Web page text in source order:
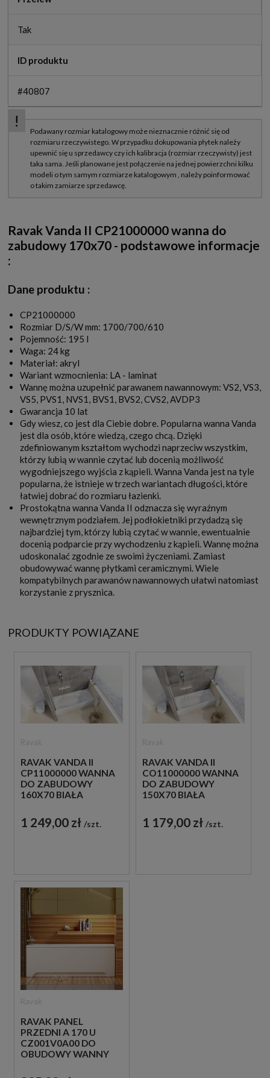
Tak
ID produktu
#40807
Ravak Vanda II CP21000000 wanna do
zabudowy 170x70 - podstawowe informacje
:
Dane produktu :
CP21000000
Rozmiar D/S/W mm: 1700/700/610
Pojemność: 195 l
Waga: 24 kg
Materiał: akryl
Wariant wzmocnienia: LA - laminat
Wannę można uzupełnić parawanem nawannowym: VS2, VS3,
VS5, PVS1, NVS1, BVS1, BVS2, CVS2, AVDP3
Gwarancja 10 lat
Gdy wiesz, co jest dla Ciebie dobre. Popularna wanna Vanda
jest dla osób, które wiedzą, czego chcą. Dzięki
zdefiniowanym kształtom wychodzi naprzeciw wszystkim,
którzy lubią w wannie czytać lub docenią możliwość
wygodniejszego wyjścia z kąpieli. Wanna Vanda jest na tyle
popularna, że istnieje w trzech wariantach długości, które
łatwiej dobrać do rozmiaru łazienki.
Prostokątna wanna Vanda II odznacza się wyraźnym
wewnętrznym podziałem. Jej podłokietniki przydadzą się
najbardziej tym, którzy lubią czytać w wannie, ewentualnie
docenią podparcie przy wychodzeniu z kąpieli. Wannę można
udoskonalać zgodnie ze swoimi życzeniami. Zamiast
obudowywać wannę płytkami ceramicznymi. Wiele
kompatybilnych parawanów nawannowych ułatwi natomiast
korzystanie z prysznica.
PRODUKTY POWIĄZANE
RAVAK VANDA II
CP11000000 WANNA
DO ZABUDOWY
160X70 BIAŁA
1 249,00 zł szt.
RAVAK VANDA II
CO11000000 WANNA
DO ZABUDOWY
150X70 BIAŁA
1 179,00 zł szt.
RAVAK PANEL
PRZEDNI A 170 U
CZ001V0A00 DO
OBUDOWY WANNY